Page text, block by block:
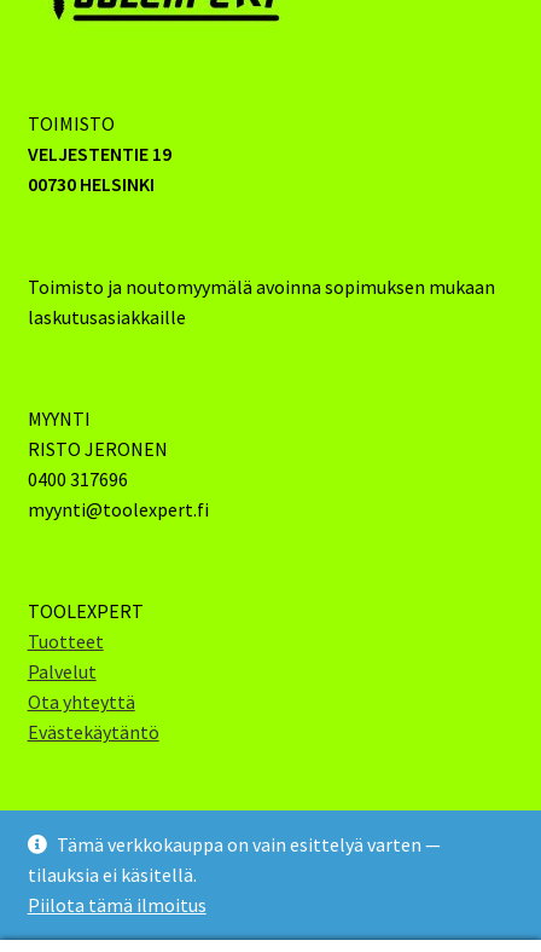
Tämä verkkokauppa on vain esittelyä varten —
tilauksia ei käsitellä.
Piilota tämä ilmoitus
TOIMISTO
VELJESTENTIE 19
00730 HELSINKI
Toimisto ja noutomyymälä avoinna sopimuksen mukaan
laskutusasiakkaille
MYYNTI
RISTO JERONEN
0400 317696
myynti@toolexpert.fi
TOOLEXPERT
Tuotteet
Palvelut
Ota yhteyttä
Evästekäytäntö
Toolexpert Oy 2024 (c)